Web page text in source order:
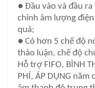
● Đầu vào và đầu
chỉnh âm lượng
quả;
● Có hơn 5 chế độ
thảo luận, chế độ
Hỗ trợ FIFO, BÌNH
PHÍ, ÁP DỤNG